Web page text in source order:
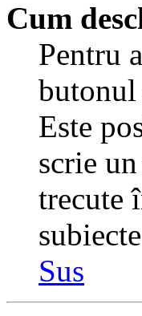
Cum
Pentru
Este
scrie
trecute
Sus